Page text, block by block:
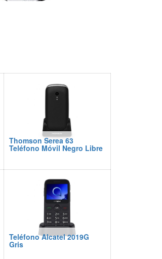
Thomson Serea 63
Teléfono Móvil Negro Libre
Teléfono Alcatel 2019G
Gris